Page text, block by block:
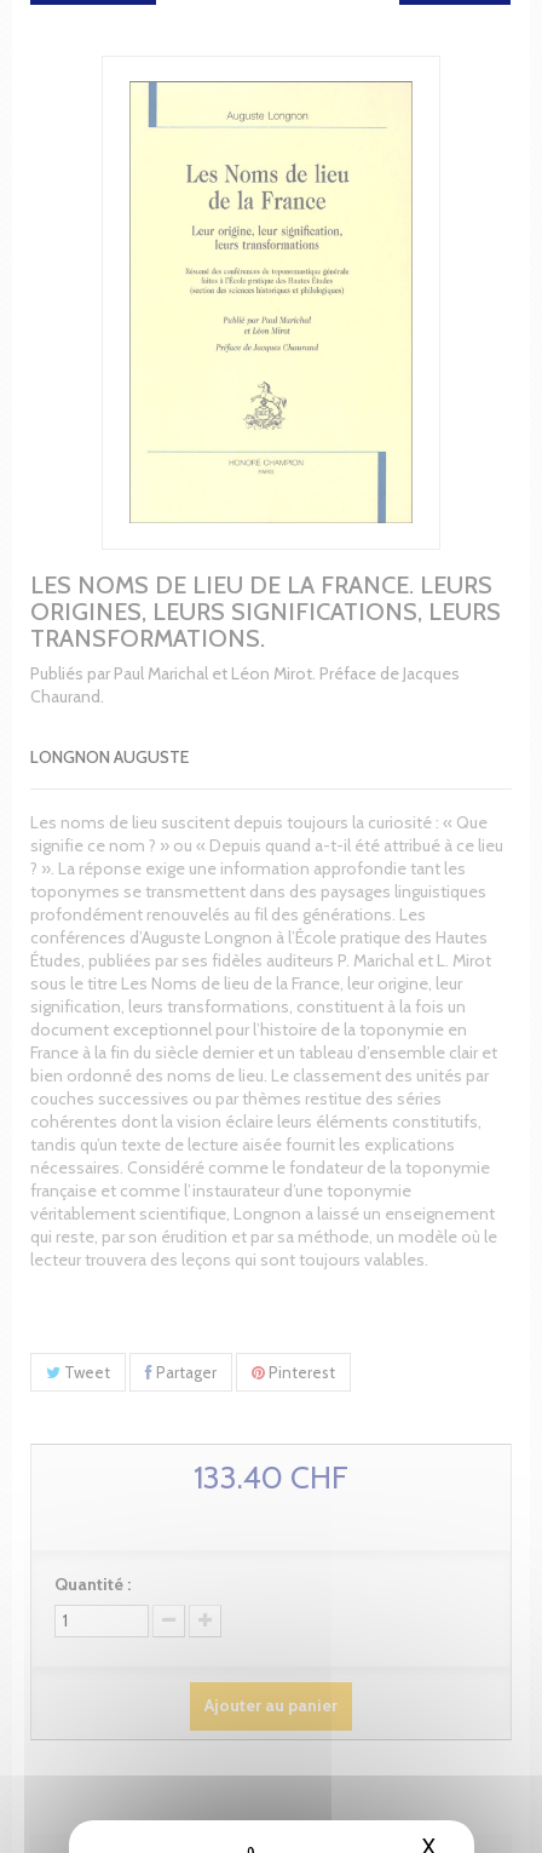
XMasquer
LES NOMS DE LIEU DE LA FRANCE. LEURS
ORIGINES, LEURS SIGNIFICATIONS, LEURS
TRANSFORMATIONS.
Publiés par Paul Marichal et Léon Mirot. Préface de Jacques
Chaurand.
LONGNON AUGUSTE
Les noms de lieu suscitent depuis toujours la curiosité : « Que
signifie ce nom ? » ou « Depuis quand a-t-il été attribué à ce lieu
? ». La réponse exige une information approfondie tant les
toponymes se transmettent dans des paysages linguistiques
profondément renouvelés au fil des générations. Les
conférences d’Auguste Longnon à l’École pratique des Hautes
Études, publiées par ses fidèles auditeurs P. Marichal et L. Mirot
sous le titre Les Noms de lieu de la France, leur origine, leur
signification, leurs transformations, constituent à la fois un
document exceptionnel pour l’histoire de la toponymie en
France à la fin du siècle dernier et un tableau d’ensemble clair et
bien ordonné des noms de lieu. Le classement des unités par
couches successives ou par thèmes restitue des séries
cohérentes dont la vision éclaire leurs éléments constitutifs,
tandis qu’un texte de lecture aisée fournit les explications
nécessaires. Considéré comme le fondateur de la toponymie
française et comme l’instaurateur d’une toponymie
véritablement scientifique, Longnon a laissé un enseignement
qui reste, par son érudition et par sa méthode, un modèle où le
lecteur trouvera des leçons qui sont toujours valables.
Tweet Partager Pinterest
133.40 CHF
Quantité :
Ajouter au panier